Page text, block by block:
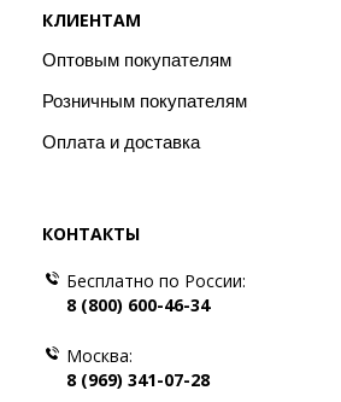
КЛИЕНТАМ
Оптовым покупателям
Розничным покупателям
Оплата и доставка
КОНТАКТЫ
Бесплатно по России:
8 (800) 600-46-34
Москва:
8 (969) 341-07-28